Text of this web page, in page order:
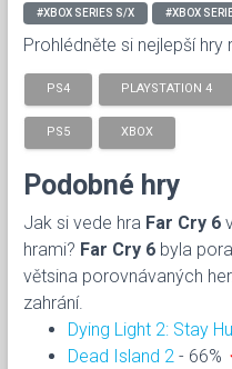
#XBOX SERIES S/X #XBOX
Prohlédněte si nejlepší hry
PS4 PLAYSTATION 4
PS5 XBOX
Podobné hry
Jak si vede hra Far Cry 6
hrami? Far Cry 6 byla
větsina porovnávaných
zahrání.
Dying Light 2: Stay
Dead Island 2 - 66%